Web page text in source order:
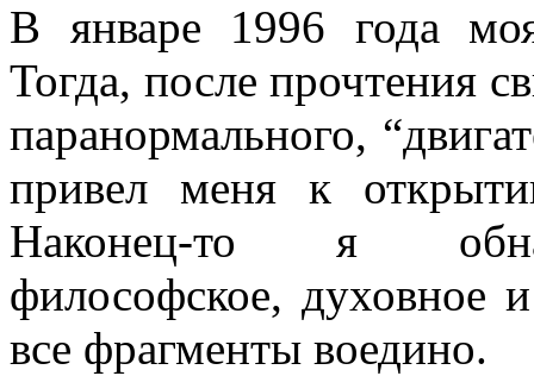
В январе 1996 года
Тогда, после прочтения
паранормального,
привел меня к
Наконец-то я
философское, духовное
все фрагменты воедино.